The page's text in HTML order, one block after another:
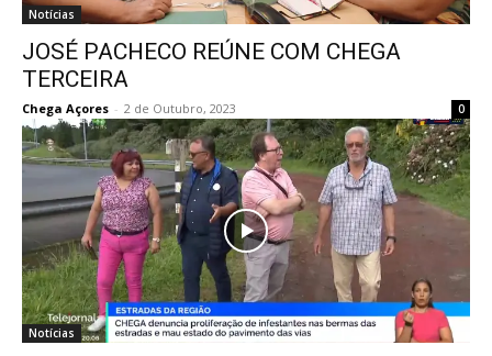
Notícias
JOSÉ PACHECO REÚNE COM CHEGA
TERCEIRA
Chega Açores - 2 de Outubro, 2023 0
Notícias